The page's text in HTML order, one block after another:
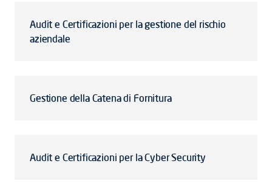
Audit e Certificazioni per la gestione del rischio
aziendale
Gestione della Catena di Fornitura
Audit e Certificazioni per la Cyber Security